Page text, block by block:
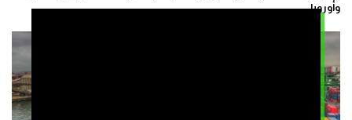
وأوروبا